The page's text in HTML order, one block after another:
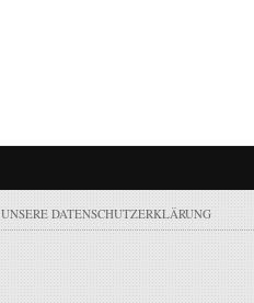
UNSERE DATENSCHUTZERKLÄRUNG